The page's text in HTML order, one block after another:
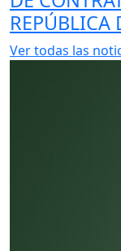
REPÚBLICA
Ver todas las